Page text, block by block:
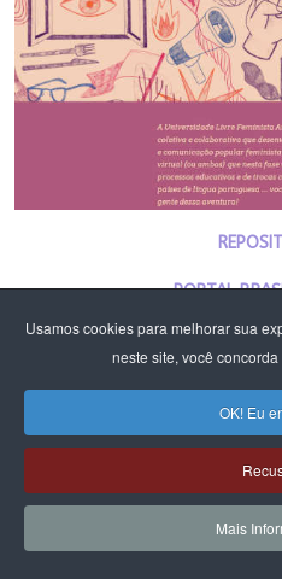
Usamos cookies para melhorar sua
neste site, você
OK! Eu
Mais
PORTAL
PLATAFORMA DE
PLATAFORMA DE CURSOS E